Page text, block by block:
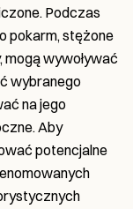
Podczas
pokarm, stężone
mogą wywoływać
wybranego
na jego
Aby
potencjalne